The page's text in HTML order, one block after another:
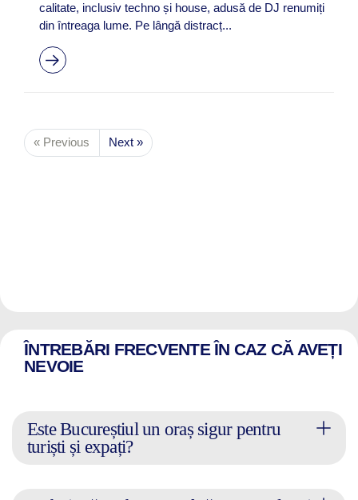
calitate, inclusiv techno și house, adusă de DJ renumiți
din întreaga lume. Pe lângă distracț...
« Previous Next »
ÎNTREBĂRI FRECVENTE ÎN CAZ CĂ AVEȚI
NEVOIE
Este Bucureștiul un oraș sigur pentru
turiști și expați?